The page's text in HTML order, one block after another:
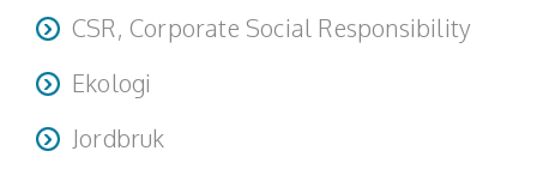
CSR, Corporate Social Responsibility
Ekologi
Jordbruk